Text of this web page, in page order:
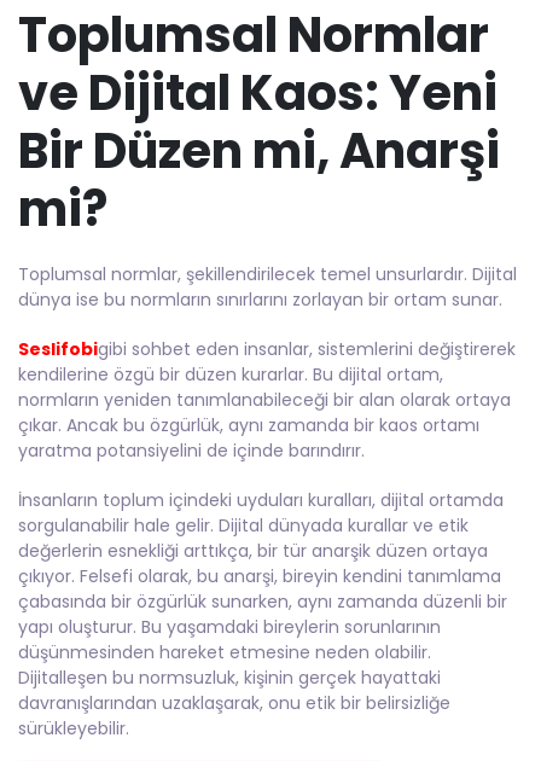
Toplumsal Normlar
ve Dijital Kaos: Yeni
Bir Düzen mi, Anarşi
mi?
Toplumsal normlar, şekillendirilecek temel unsurlardır. Dijital
dünya ise bu normların sınırlarını zorlayan bir ortam sunar.
Seslifobigibi sohbet eden insanlar, sistemlerini değiştirerek
kendilerine özgü bir düzen kurarlar. Bu dijital ortam,
normların yeniden tanımlanabileceği bir alan olarak ortaya
çıkar. Ancak bu özgürlük, aynı zamanda bir kaos ortamı
yaratma potansiyelini de içinde barındırır.
İnsanların toplum içindeki uyduları kuralları, dijital ortamda
sorgulanabilir hale gelir. Dijital dünyada kurallar ve etik
değerlerin esnekliği arttıkça, bir tür anarşik düzen ortaya
çıkıyor. Felsefi olarak, bu anarşi, bireyin kendini tanımlama
çabasında bir özgürlük sunarken, aynı zamanda düzenli bir
yapı oluşturur. Bu yaşamdaki bireylerin sorunlarının
düşünmesinden hareket etmesine neden olabilir.
Dijitalleşen bu normsuzluk, kişinin gerçek hayattaki
davranışlarından uzaklaşarak, onu etik bir belirsizliğe
sürükleyebilir.